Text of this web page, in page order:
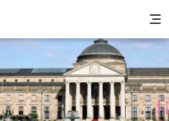
Hbf - Wiesbaden